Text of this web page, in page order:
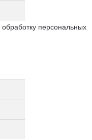
обработку персональных